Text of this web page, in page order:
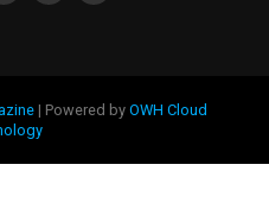
| Powered byOWH Cloud